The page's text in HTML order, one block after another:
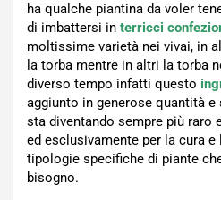
ha qualche piantina da voler
di imbattersi in terricci
moltissime varietà nei vivai, in
la torba mentre in altri la torba
diverso tempo infatti questo
aggiunto in generose quantità
sta diventando sempre più raro
ed esclusivamente per la cura
tipologie specifiche di piante
bisogno.